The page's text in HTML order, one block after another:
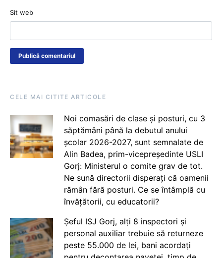
Sit web
CELE MAI CITITE ARTICOLE
Noi comasări de clase și posturi, cu 3
săptămâni până la debutul anului
școlar 2026-2027, sunt semnalate de
Alin Badea, prim-vicepreședinte USLI
Gorj: Ministerul o comite grav de tot.
Ne sună directorii disperați că oamenii
rămân fără posturi. Ce se întâmplă cu
învățătorii, cu educatorii?
Șeful ISJ Gorj, alți 8 inspectori și
personal auxiliar trebuie să returneze
peste 55.000 de lei, bani acordați